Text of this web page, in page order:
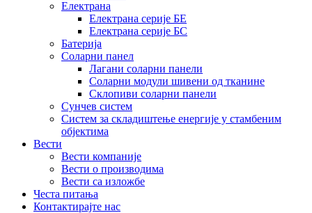
Електрана
Електрана серије БЕ
Електрана серије БС
Батерија
Соларни панел
Лагани соларни панели
Соларни модули шивени од тканине
Склопиви соларни панели
Сунчев систем
Систем за складиштење енергије у стамбеним
објектима
Вести
Вести компаније
Вести о производима
Вести са изложбе
Честа питања
Контактирајте нас